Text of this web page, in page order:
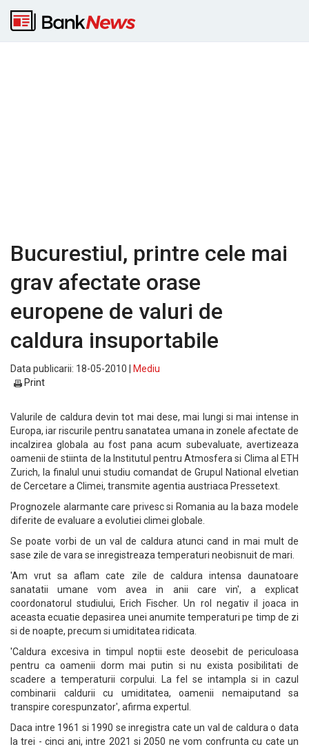
Bucurestiul, printre cele mai
grav afectate orase
europene de valuri de
caldura insuportabile
Data publicarii: 18-05-2010 |
Mediu
Print
Valurile de caldura devin tot mai dese, mai lungi si mai intense in
Europa, iar riscurile pentru sanatatea umana in zonele afectate de
incalzirea globala au fost pana acum subevaluate, avertizeaza
oamenii de stiinta de la Institutul pentru Atmosfera si Clima al ETH
Zurich, la finalul unui studiu comandat de Grupul National elvetian
de Cercetare a Climei, transmite agentia austriaca Pressetext.
Prognozele alarmante care privesc si Romania au la baza modele
diferite de evaluare a evolutiei climei globale.
Se poate vorbi de un val de caldura atunci cand in mai mult de
sase zile de vara se inregistreaza temperaturi neobisnuit de mari.
'Am vrut sa aflam cate zile de caldura intensa daunatoare
sanatatii umane vom avea in anii care vin', a explicat
coordonatorul studiului, Erich Fischer. Un rol negativ il joaca in
aceasta ecuatie depasirea unei anumite temperaturi pe timp de zi
si de noapte, precum si umiditatea ridicata.
'Caldura excesiva in timpul noptii este deosebit de periculoasa
pentru ca oamenii dorm mai putin si nu exista posibilitati de
scadere a temperaturii corpului. La fel se intampla si in cazul
combinarii caldurii cu umiditatea, oamenii nemaiputand sa
transpire corespunzator', afirma expertul.
Daca intre 1961 si 1990 se inregistra cate un val de caldura o data
la trei - cinci ani, intre 2021 si 2050 ne vom confrunta cu cate un